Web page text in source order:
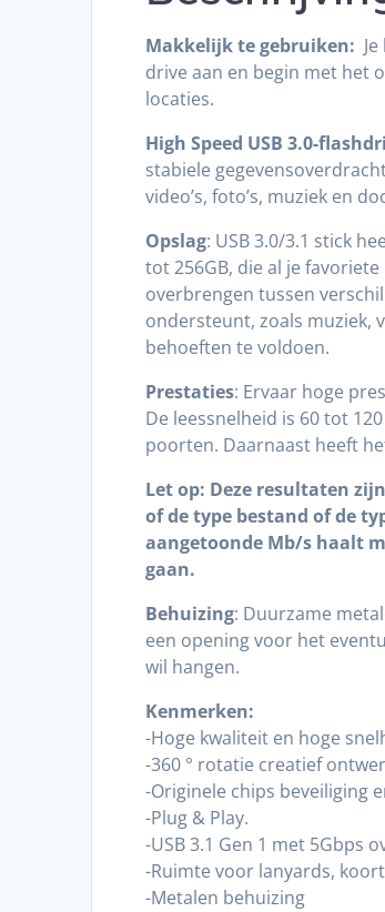
Makkelijk te gebruiken:
drive aan en begin met het
locaties.
High Speed ​​USB 3.0-
stabiele
video’s, foto’s, muziek en
Opslag: USB 3.0/3.1 stick
tot 256GB, die al je
overbrengen tussen
ondersteunt, zoals muziek,
behoeften te voldoen.
Prestaties: Ervaar hoge
De leessnelheid is 60 tot
poorten. Daarnaast heeft
Let op: Deze resultaten
of de type bestand of de
aangetoonde Mb/s haalt
gaan.
Behuizing: Duurzame
een opening voor het
wil hangen.
Kenmerken:
-Hoge kwaliteit en hoge
-360 ° rotatie creatief
-Originele chips beveiliging
-Plug & Play.
-USB 3.1 Gen 1 met 5Gbps
-Ruimte voor lanyards,
-Metalen behuizing